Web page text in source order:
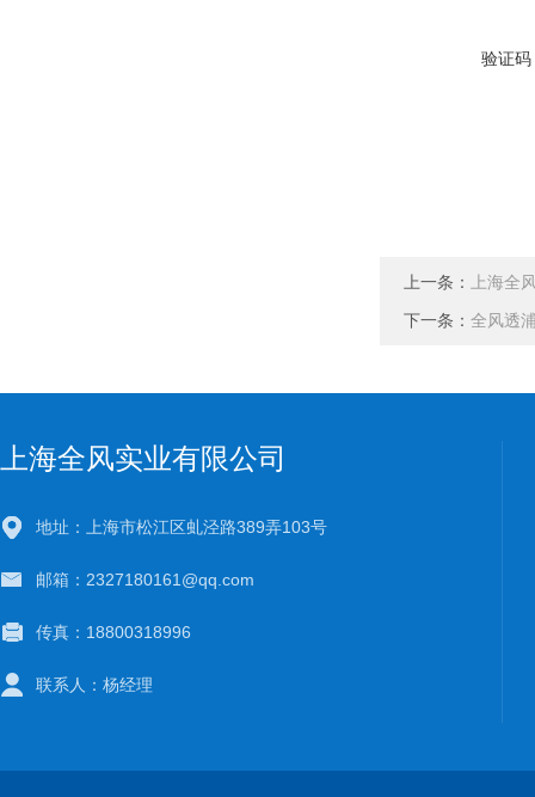
验证码
上一条：
上海全
下一条： 全风透
上海全风实业有限公司
地址：上海市松江区虬泾路389弄103号
邮箱：2327180161@qq.com
传真：18800318996
联系人：杨经理